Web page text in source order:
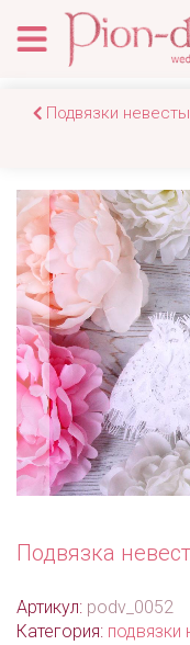
Подвязки невесты
Подвязка
Артикул: podv_0052
Категория: подвязки